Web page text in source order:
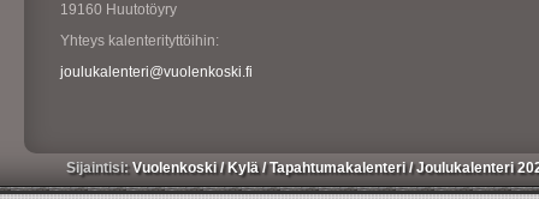
19160 Huutotöyry
Yhteys kalenterityttöihin:
joulukalenteri@vuolenkoski.fi
Sijaintisi:Vuolenkoski/ Kylä/Tapahtumakalenteri/Joulukalenteri